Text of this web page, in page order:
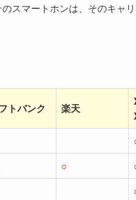
スマートホンは、そのキャ
トバンク 楽天
○